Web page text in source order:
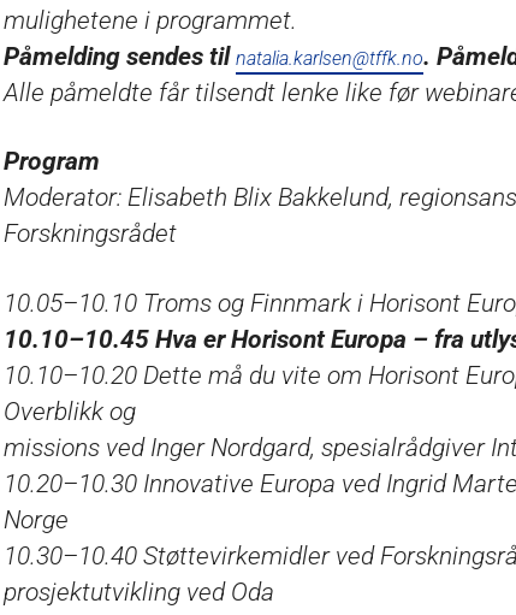
mulighetene i programmet.
Påmelding sendes til natalia.karlsen@tffk.no.
Alle påmeldte får tilsendt lenke like før
Program
Moderator: Elisabeth Blix Bakkelund,
Forskningsrådet
10.05–10.10 Troms og Finnmark i Horisont
10.10–10.45 Hva er Horisont Europa – fra
10.10–10.20 Dette må du vite om Horisont
Overblikk og
missions ved Inger Nordgard, spesialrådgiver
10.20–10.30 Innovative Europa ved Ingrid
Norge
10.30–10.40 Støttevirkemidler ved
prosjektutvikling ved Oda